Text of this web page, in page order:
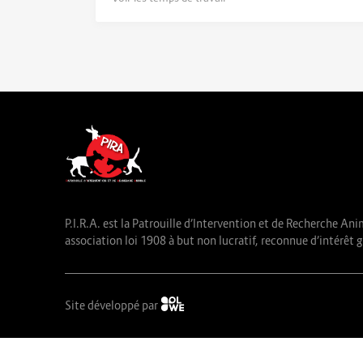
P.I.R.A. est la Patrouille d’Intervention et de Recherche
association loi 1908 à but non lucratif, reconnue d’intérêt
Site développé par